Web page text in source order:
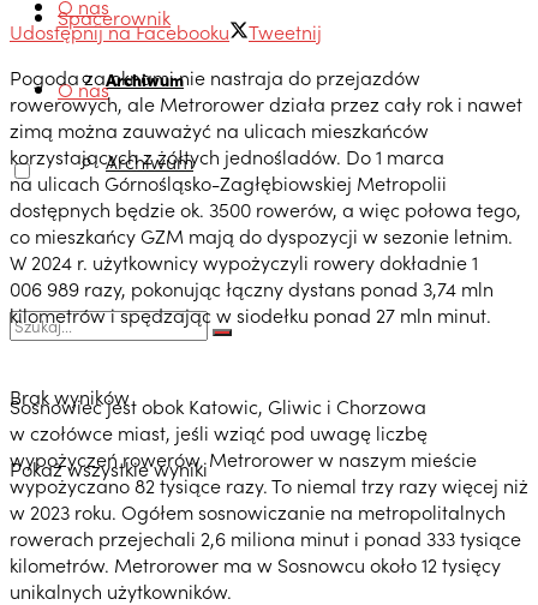
O nas
Archiwum
Spacerownik
O nas
Archiwum
Brak wyników
Pokaż wszystkie wyniki
Udostępnij na Facebooku
Tweetnij
Pogoda za oknami nie nastraja do przejazdów
rowerowych, ale Metrorower działa przez cały rok i nawet
zimą można zauważyć na ulicach mieszkańców
korzystających z żółtych jednośladów. Do 1 marca
na ulicach Górnośląsko-Zagłębiowskiej Metropolii
dostępnych będzie ok. 3500 rowerów, a więc połowa tego,
co mieszkańcy GZM mają do dyspozycji w sezonie letnim.
W 2024 r. użytkownicy wypożyczyli rowery dokładnie 1
006 989 razy, pokonując łączny dystans ponad 3,74 mln
kilometrów i spędzając w siodełku ponad 27 mln minut.
Sosnowiec jest obok Katowic, Gliwic i Chorzowa
w czołówce miast, jeśli wziąć pod uwagę liczbę
wypożyczeń rowerów. Metrorower w naszym mieście
wypożyczano 82 tysiące razy. To niemal trzy razy więcej niż
w 2023 roku. Ogółem sosnowiczanie na metropolitalnych
rowerach przejechali 2,6 miliona minut i ponad 333 tysiące
kilometrów. Metrorower ma w Sosnowcu około 12 tysięcy
unikalnych użytkowników.